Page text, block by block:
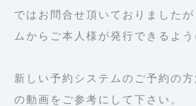
ではお問合せ頂いておりました
ムからご本人様が発行できるよう
新しい予約システムのご予約の
の動画をご参考にして下さい。